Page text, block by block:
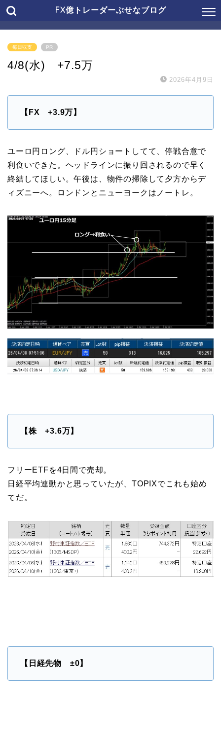
FX億トレーダーぶせなブログ
毎日収支 PR
4/8(水) +7.5万
2026年4月9日
【FX +3.9万】
ユーロ円ロング、ドル円ショートしてて、停戦合意で
利食いできた。ヘッドラインに振り回されるので早く
終結してほしい。午後は、物件の掃除して夕方からデ
ィズニーへ。ロンドンとニューヨークはノートレ。
【株 +3.6万】
フリーETFを4日間で売却。
日経平均連動かと思っていたが、TOPIXでこれも始め
てだ。
【日経先物 ±0】